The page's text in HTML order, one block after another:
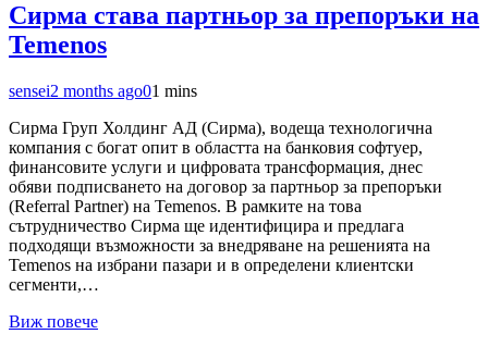
Сирма става партньор за препоръки на
Temenos
sensei2 months ago01 mins
Сирма Груп Холдинг АД (Сирма), водеща технологична
компания с богат опит в областта на банковия софтуер,
финансовите услуги и цифровата трансформация, днес
обяви подписването на договор за партньор за препоръки
(Referral Partner) на Temenos. В рамките на това
сътрудничество Сирма ще идентифицира и предлага
подходящи възможности за внедряване на решенията на
Temenos на избрани пазари и в определени клиентски
сегменти,…
Виж повече